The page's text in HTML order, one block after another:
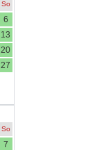
So
6
13
20
27
So
7